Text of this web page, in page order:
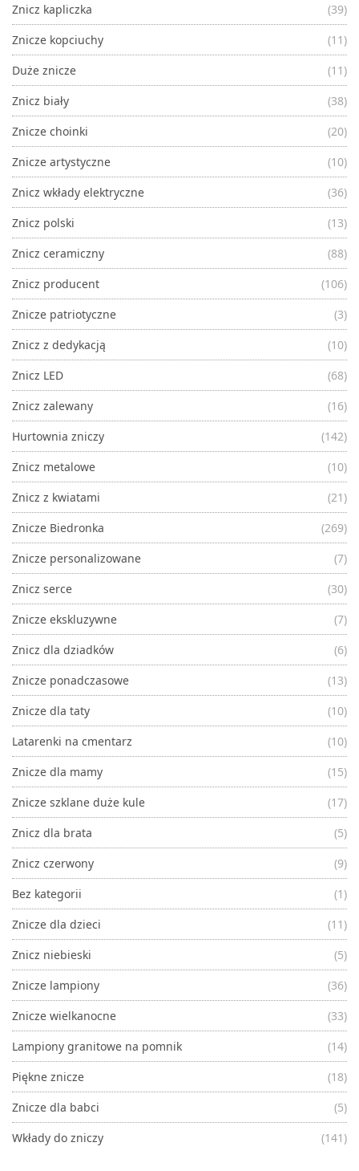
Znicz kapliczka
(39)
Znicze kopciuchy
(11)
Duże znicze
(11)
Znicz biały
(38)
Znicze choinki
(20)
Znicze artystyczne
(10)
Znicz wkłady elektryczne
(36)
Znicz polski
(13)
Znicz ceramiczny
(88)
Znicz producent
(106)
Znicze patriotyczne
(3)
Znicz z dedykacją
(10)
Znicz LED
(68)
Znicz zalewany
(16)
Hurtownia zniczy
(142)
Znicz metalowe
(10)
Znicz z kwiatami
(21)
Znicze Biedronka
(269)
Znicze personalizowane
(7)
Znicz serce
(30)
Znicze ekskluzywne
(7)
Znicz dla dziadków
(6)
Znicze ponadczasowe
(13)
Znicze dla taty
(10)
Latarenki na cmentarz
(10)
Znicze dla mamy
(15)
Znicze szklane duże kule
(17)
Znicz dla brata
(5)
Znicz czerwony
(9)
Bez kategorii
(1)
Znicze dla dzieci
(11)
Znicz niebieski
(5)
Znicze lampiony
(36)
Znicze wielkanocne
(33)
Lampiony granitowe na pomnik
(14)
Piękne znicze
(18)
Znicze dla babci
(5)
Wkłady do zniczy
(141)